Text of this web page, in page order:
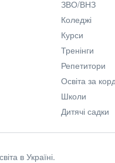
ЗВО/ВНЗ
Коледжі
Курси
Тренінги
Репетитори
Освіта за
Школи
Дитячі садки
в Україні.